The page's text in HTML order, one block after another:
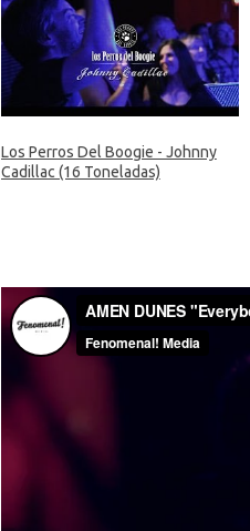
Los Perros Del Boogie - Johnny
Cadillac (16 Toneladas)